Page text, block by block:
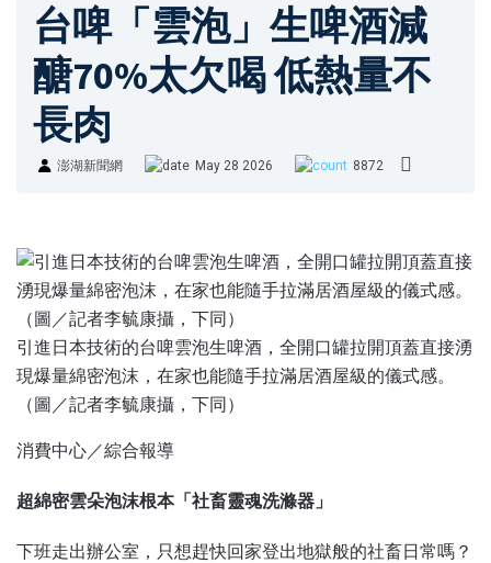
台啤「雲泡」生啤酒減
醣70%太欠喝 低熱量不
長肉
澎湖新聞網 May 28 2026 8872
引進日本技術的台啤雲泡生啤酒，全開口罐拉開頂蓋直接湧
現爆量綿密泡沫，在家也能隨手拉滿居酒屋級的儀式感。
（圖／記者李毓康攝，下同）
消費中心／綜合報導
超綿密雲朵泡沫根本「社畜靈魂洗滌器」
下班走出辦公室，只想趕快回家登出地獄般的社畜日常嗎？